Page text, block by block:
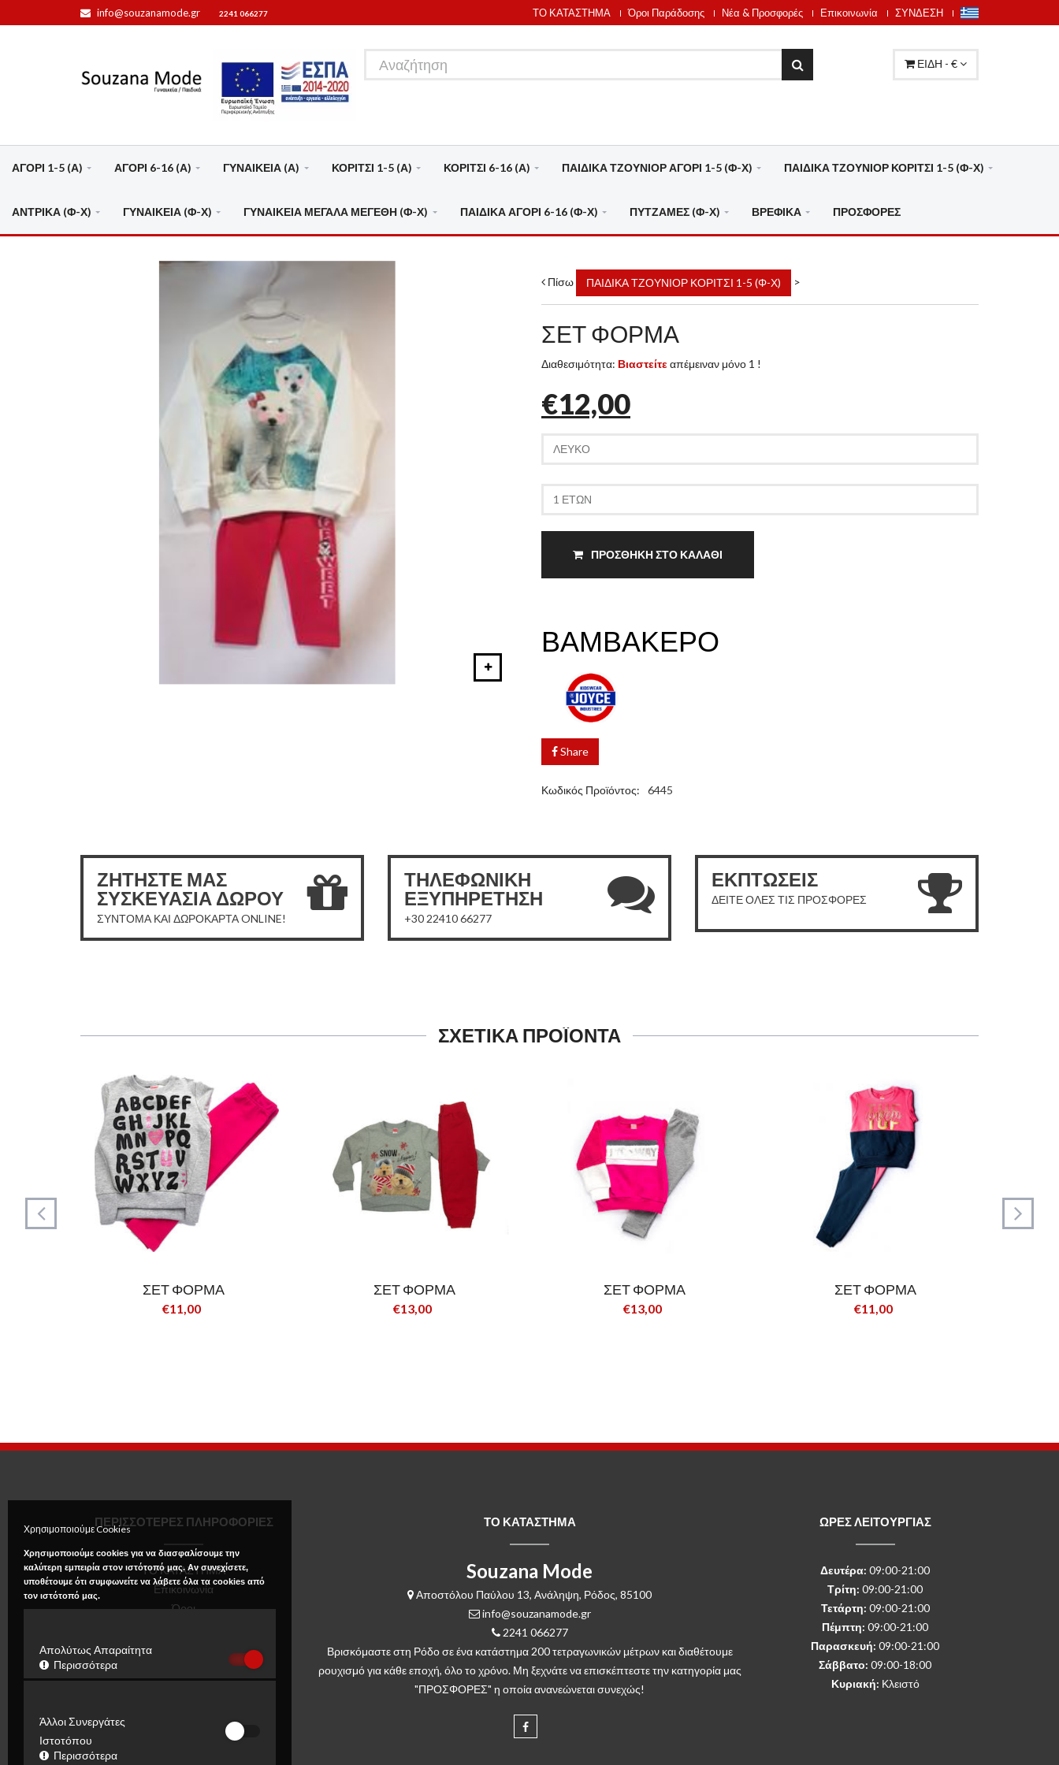
info@souzanamode.gr 2241 066277 ΤΟ ΚΑΤΑΣΤΗΜΑ Όροι Παράδοσης Νέα & Προσφορές Επικοινωνία ΣΥΝΔΕΣΗ
ΕΙΔΗ - €
ΑΓΟΡΙ 1-5 (Α) ΑΓΟΡΙ 6-16 (Α) ΓΥΝΑΙΚΕΙΑ (Α) ΚΟΡΙΤΣΙ 1-5 (Α) ΚΟΡΙΤΣΙ 6-16 (Α) ΠΑΙΔΙΚΑ ΤΖΟΥΝΙΟΡ ΑΓΟΡΙ 1-5 (Φ-Χ) ΠΑΙΔΙΚΑ ΤΖΟΥΝΙΟΡ ΚΟΡΙΤΣΙ 1-5 (Φ-Χ)
ΑΝΤΡΙΚΑ (Φ-Χ) ΓΥΝΑΙΚΕΙΑ (Φ-Χ) ΓΥΝΑΙΚΕΙΑ ΜΕΓΑΛΑ ΜΕΓΕΘΗ (Φ-Χ) ΠΑΙΔΙΚΑ ΑΓΟΡΙ 6-16 (Φ-Χ) ΠΥΤΖΑΜΕΣ (Φ-Χ) ΒΡΕΦΙΚΑ ΠΡΟΣΦΟΡΕΣ
Πίσω ΠΑΙΔΙΚΑ ΤΖΟΥΝΙΟΡ ΚΟΡΙΤΣΙ 1-5 (Φ-Χ) >
ΣΕΤ ΦΟΡΜΑ
Διαθεσιμότητα: Βιαστείτεαπέμειναν μόνο 1 !
€12,00
ΠΡΟΣΘΗΚΗ ΣΤΟ ΚΑΛΑΘΙ
ΒΑΜΒΑΚΕΡΟ
Share
Κωδικός Προϊόντος: 6445
ΖΗΤΗΣΤΕ ΜΑΣ
ΣΥΣΚΕΥΑΣΙΑ ΔΩΡΟΥ
ΣΥΝΤΟΜΑ ΚΑΙ ΔΩΡΟΚΑΡΤΑ ONLINE!
ΤΗΛΕΦΩΝΙΚΗ
ΕΞΥΠΗΡΕΤΗΣΗ
+30 22410 66277
ΕΚΠΤΩΣΕΙΣ
ΔΕΙΤΕ ΟΛΕΣ ΤΙΣ ΠΡΟΣΦΟΡΕΣ
ΣΧΕΤΙΚΑ ΠΡΟΪΟΝΤΑ
ΣΕΤ ΦΟΡΜΑ
€11,00
ΣΕΤ ΦΟΡΜΑ
€13,00
ΣΕΤ ΦΟΡΜΑ
€13,00
ΣΕΤ ΦΟΡΜΑ
€11,00
ΠΕΡΙΣΣΟΤΕΡΕΣ ΠΛΗΡΟΦΟΡΙΕΣ
ΤΟ ΚΑΤΑΣΤΗΜΑ
Επικοινωνία
Όροι
ΤΟ ΚΑΤΑΣΤΗΜΑ
Souzana Mode
Αποστόλου Παύλου 13, Ανάληψη, Ρόδος, 85100
info@souzanamode.gr
2241 066277
Βρισκόμαστε στη Ρόδο σε ένα κατάστημα 200 τετραγωνικών μέτρων και διαθέτουμε
ρουχισμό για κάθε εποχή, όλο το χρόνο. Μη ξεχνάτε να επισκέπτεστε την κατηγορία μας
"ΠΡΟΣΦΟΡΕΣ" η οποία ανανεώνεται συνεχώς!
ΩΡΕΣ ΛΕΙΤΟΥΡΓΙΑΣ
Δευτέρα: 09:00-21:00
Τρίτη: 09:00-21:00
Τετάρτη: 09:00-21:00
Πέμπτη: 09:00-21:00
Παρασκευή: 09:00-21:00
Σάββατο: 09:00-18:00
Κυριακή: Κλειστό
Χρησιμοποιούμε Cookies
Χρησιμοποιούμε cookies για να διασφαλίσουμε την
καλύτερη εμπειρία στον ιστότοπό μας. Αν συνεχίσετε,
υποθέτουμε ότι συμφωνείτε να λάβετε όλα τα cookies από
τον ιστότοπό μας.
Απολύτως Απαραίτητα
Περισσότερα
Άλλοι Συνεργάτες
Ιστοτόπου
Περισσότερα